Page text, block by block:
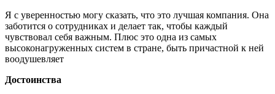
Я с уверенностью могу сказать, что это лучшая компания. Она
заботится о сотрудниках и делает так, чтобы каждый
чувствовал себя важным. Плюс это одна из самых
высоконагруженных систем в стране, быть причастной к ней
воодушевляет
Достоинства